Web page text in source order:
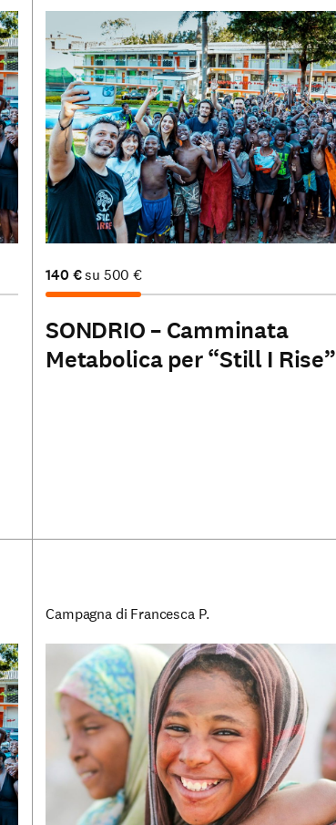
140 €su 500€
SONDRIO – Camminata
Metabolica per “Still I Rise”
Campagna di Francesca P.